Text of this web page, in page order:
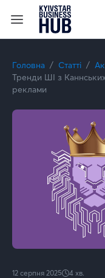
Головна Статті
Тренди ШІ з
реклами
12 серпня 2025 4 хв.
Тренди ШІ з